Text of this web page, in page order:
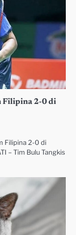
Filipina 2-0 di
Filipina 2-0 di
– Tim Bulu Tangkis